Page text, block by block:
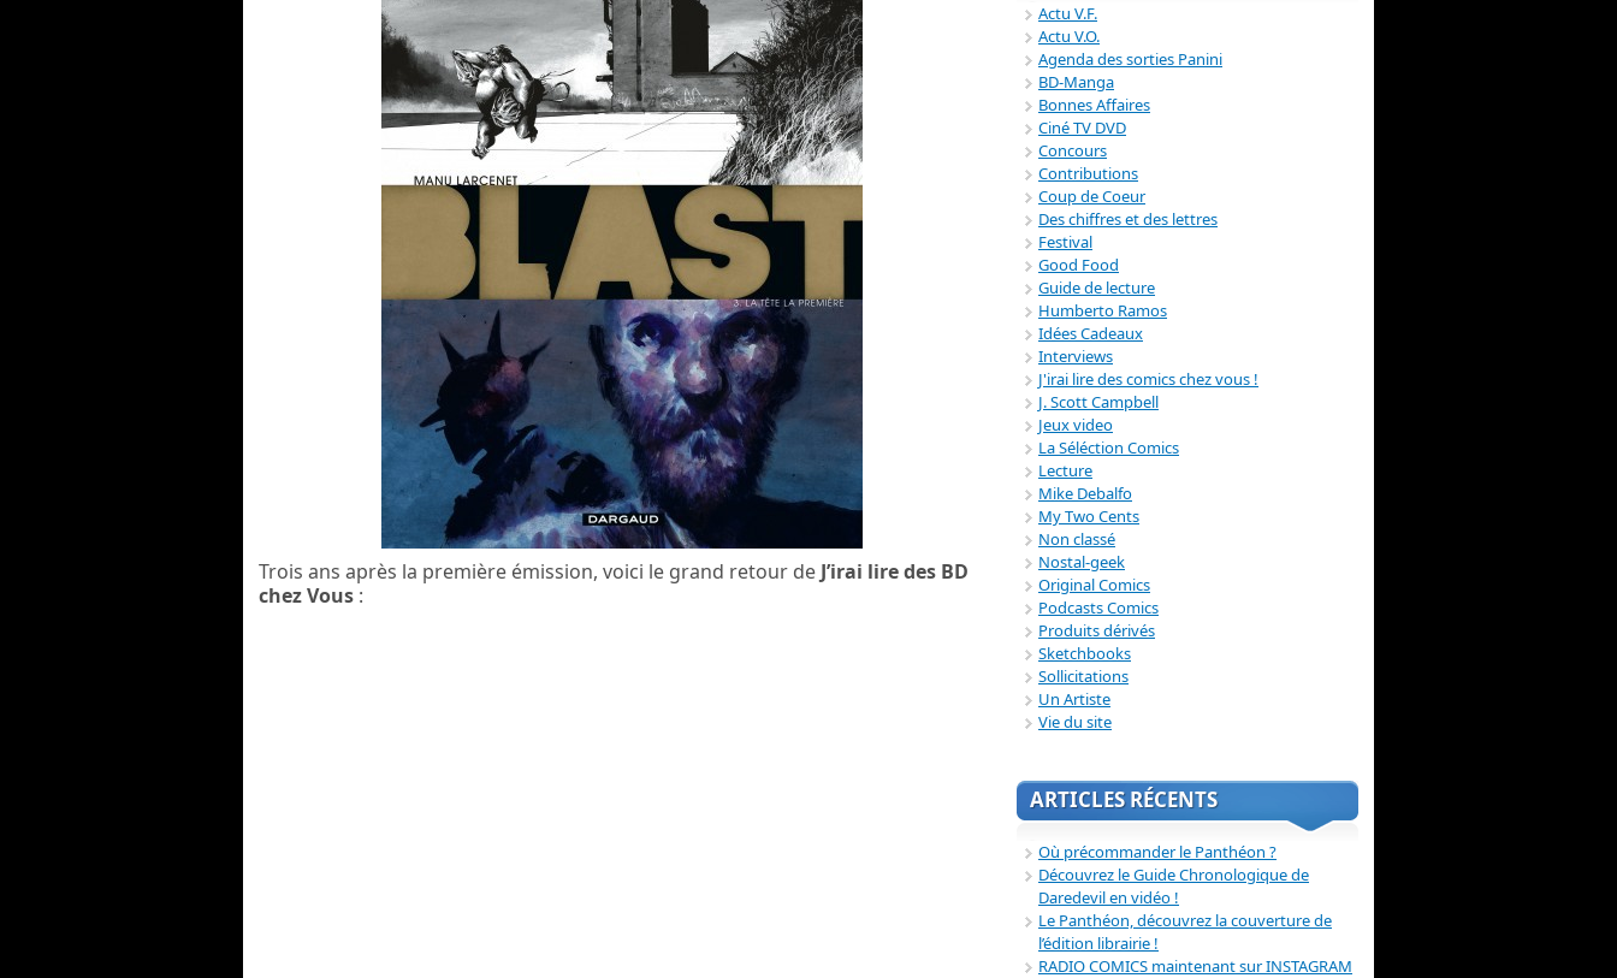
Trois ans après la première émission, voici le grand retour de J’irai lire des BD
chez Vous :
Actu V.F.
Actu V.O.
Agenda des sorties Panini
BD-Manga
Bonnes Affaires
Ciné TV DVD
Concours
Contributions
Coup de Coeur
Des chiffres et des lettres
Festival
Good Food
Guide de lecture
Humberto Ramos
Idées Cadeaux
Interviews
J'irai lire des comics chez vous !
J. Scott Campbell
Jeux video
La Séléction Comics
Lecture
Mike Debalfo
My Two Cents
Non classé
Nostal-geek
Original Comics
Podcasts Comics
Produits dérivés
Sketchbooks
Sollicitations
Un Artiste
Vie du site
ARTICLES RÉCENTS
Où précommander le Panthéon ?
Découvrez le Guide Chronologique de
Daredevil en vidéo !
Le Panthéon, découvrez la couverture de
l’édition librairie !
RADIO COMICS maintenant sur INSTAGRAM